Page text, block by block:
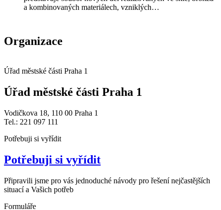
a kombinovaných materiálech, vzniklých…
Organizace
Úřad městské části Praha 1
Úřad městské části Praha 1
Vodičkova 18, 110 00 Praha 1
Tel.: 221 097 111
Potřebuji si vyřídit
Potřebuji si vyřídit
Připravili jsme pro vás jednoduché návody pro řešení nejčastějších
situací a Vašich potřeb
Formuláře